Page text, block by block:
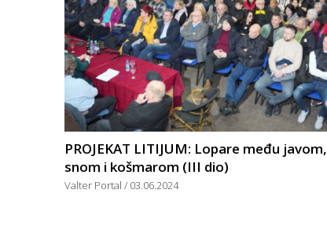
PROJEKAT LITIJUM: Lopare među javom,
snom i košmarom (III dio)
Valter Portal 03.06.2024